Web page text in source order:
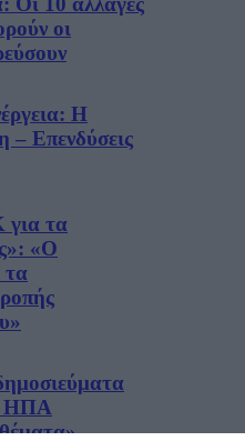
οι
Η
– Επενδύσεις
τα
«Ο
τα
ΗΠΑ
–